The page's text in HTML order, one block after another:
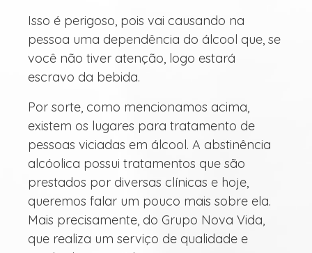
Isso é perigoso, pois vai causando na
pessoa uma dependência do álcool que, se
você não tiver atenção, logo estará
escravo da bebida.
Por sorte, como mencionamos acima,
existem os lugares para tratamento de
pessoas viciadas em álcool. A abstinência
alcóolica possui tratamentos que são
prestados por diversas clínicas e hoje,
queremos falar um pouco mais sobre ela.
Mais precisamente, do Grupo Nova Vida,
que realiza um serviço de qualidade e